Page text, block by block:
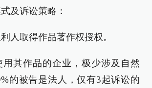
及诉讼策略：
人取得作品著作权授权。
其作品的企业，极少涉及自然
的被告是法人，仅有3起诉讼的